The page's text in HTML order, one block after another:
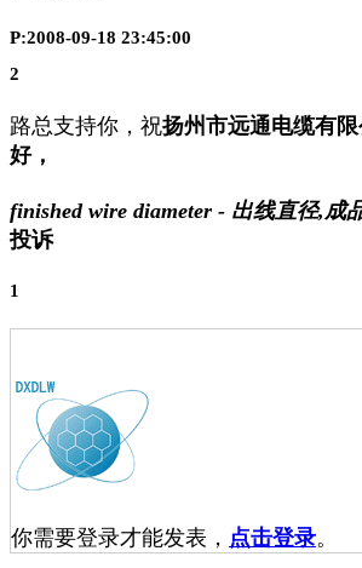
P:2008-09-18 23:45:00
2
路总支持你，祝扬州市远通电缆有
好，
finished wire diameter - 出线直径,成
投诉
1
你需要登录才能发表， 点击登录。